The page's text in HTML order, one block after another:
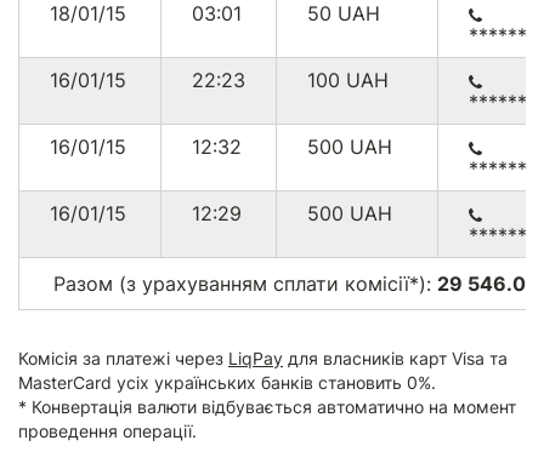
18/01/15
03:01 50 UAH
16/01/15
22:23 100 UAH
16/01/15
12:32 500 UAH
16/01/15
12:29 500 UAH
Разом (з урахуванням сплати комісії*): 29 546.00
Комісія за платежі через LiqPay для власників карт Visa та
MasterCard усіх українських банків становить 0%.
* Конвертація валюти відбувається автоматично на момент
проведення операції.